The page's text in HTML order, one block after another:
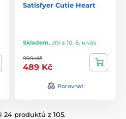
Satisfyer Cutie Heart
Skladem, zítra 10. 8. u vás
999 Kč
489 Kč
Porovnat
24 produktů z 105.